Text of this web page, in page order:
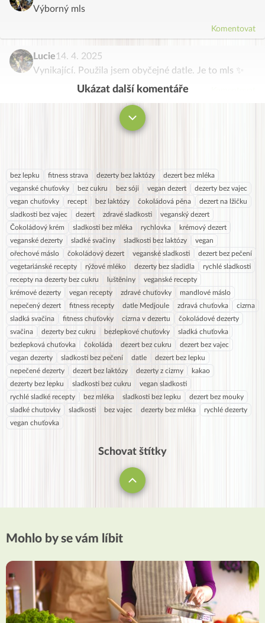
Výborný mls
Komentovat
Lucie14. 4. 2025
Vynikající. Použila jsem obyčejné datle. Je to mls ✨
Ukázat další komentáře
bez lepku fitness strava dezerty bez laktózy
dezert bez mléka
veganské chuťovky
bez cukru bez sóji vegan dezert
dezerty bez vajec
vegan chuťovky
recept bez laktózy čokoládová pěna
dezert na lžičku
sladkosti bez vajec
dezert zdravé sladkosti
veganský dezert
Čokoládový krém
sladkosti bez mléka rychlovka
krémový dezert
veganské dezerty
sladké svačiny sladkosti bez laktózy
vegan
ořechové máslo
čokoládový dezert veganské sladkosti
dezert bez pečení
vegetariánské recepty
rýžové mléko dezerty bez sladidla
rychlé sladkosti
recepty na dezerty bez cukru
luštěniny
veganské recepty
krémové dezerty
vegan recepty zdravé chuťovky
mandlové máslo
nepečený dezert
fitness recepty datle Medjoule zdravá chuťovka
cizrna
sladká svačina
fitness chuťovky cizrna v dezertu
čokoládové dezerty
svačina
dezerty bez cukru bezlepkové chuťovky
sladká chuťovka
bezlepková chuťovka
čokoláda dezert bez cukru
dezert bez vajec
vegan dezerty
sladkosti bez pečení datle
dezert bez lepku
nepečené dezerty
dezert bez laktózy dezerty z cizrny
kakao
dezerty bez lepku
sladkosti bez cukru
vegan sladkosti
rychlé sladké recepty
bez mléka sladkosti bez lepku
dezert bez mouky
sladké chutovky
sladkosti bez vajec dezerty bez mléka
rychlé dezerty
vegan chuťovka
Schovat štítky
Mohlo by se vám líbit